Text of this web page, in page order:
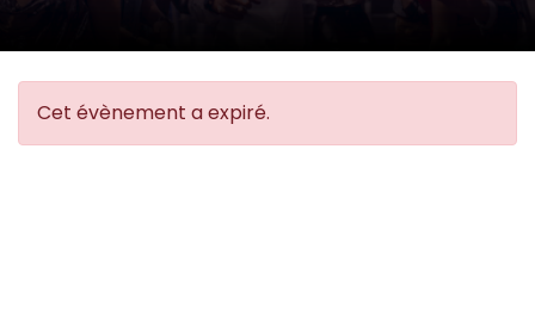
Cet évènement a expiré.